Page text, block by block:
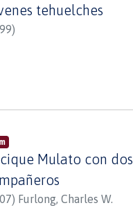
tehuelches
)
Mulato con dos
) Furlong, Charles W.